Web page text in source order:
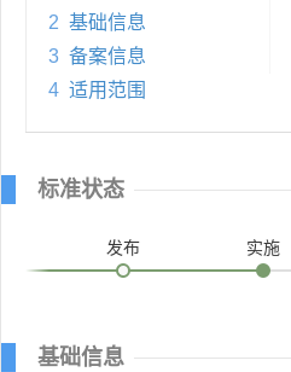
2 基础信息
3 备案信息
4 适用范围
标准状态
发布 实施
基础信息